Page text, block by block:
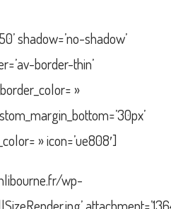
shadow=’no-shadow’
border-thin’
»
» icon=’ue808′]
wp-